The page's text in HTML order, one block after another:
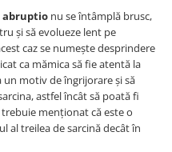
abruptio nu se întâmplă brusc,
și să evolueze lent pe
caz se numește desprindere
ca mămica să fie atentă la
motiv de îngrijorare și să
astfel încât să poată fi
menționat că este o
al treilea de sarcină decât în